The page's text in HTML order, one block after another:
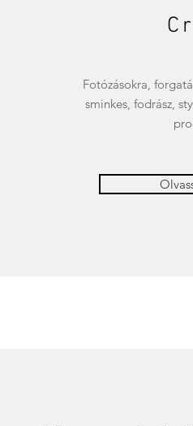
Fotózásokra,
sminkes, fodrász,